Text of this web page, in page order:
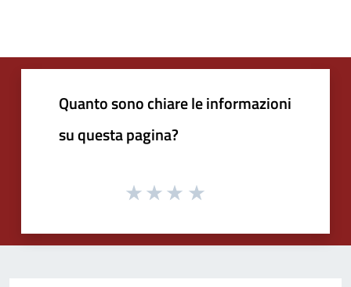
Quanto sono chiare le informazioni
su questa pagina?